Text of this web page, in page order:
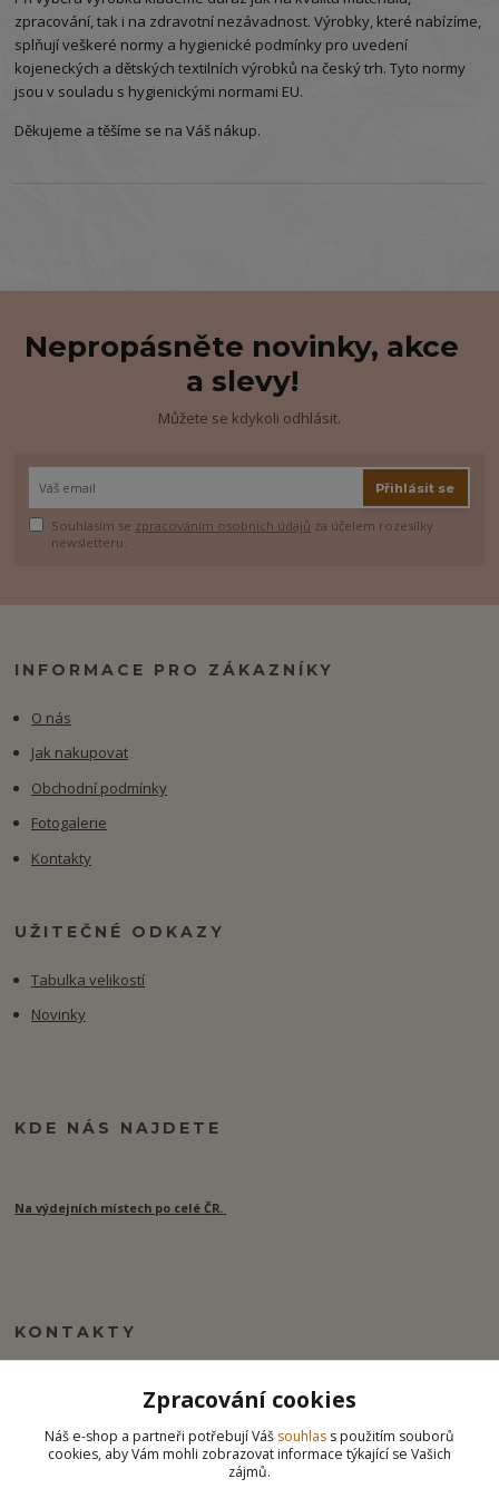
zpracování, tak i na zdravotní nezávadnost. Výrobky, které nabízíme,
splňují veškeré normy a hygienické podmínky pro uvedení
kojeneckých a dětských textilních výrobků na český trh. Tyto normy
jsou v souladu s hygienickými normami EU.
Děkujeme a těšíme se na Váš nákup.
Nepropásněte novinky, akce
a slevy!
Můžete se kdykoli odhlásit.
Přihlásit se
Souhlasím se zpracováním osobních údajů za účelem rozesílky
newsletteru.
INFORMACE PRO ZÁKAZNÍKY
O nás
Jak nakupovat
Obchodní podmínky
Fotogalerie
Kontakty
UŽITEČNÉ ODKAZY
Tabulka velikostí
Novinky
KDE NÁS NAJDETE
Na výdejních místech po celé ČR.
KONTAKTY
info@ipj.cz
Zpracování cookies
Náš e-shop a partneři potřebují Váš souhlas s použitím souborů
cookies, aby Vám mohli zobrazovat informace týkající se Vašich
zájmů.